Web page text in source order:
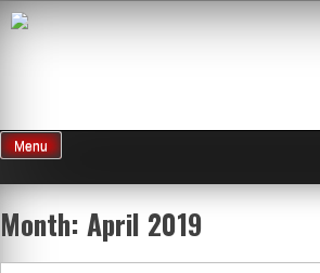
Skip
to
Menu
Month: April 2019